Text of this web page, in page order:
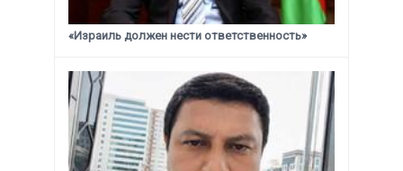
«Израиль должен нести ответственность»